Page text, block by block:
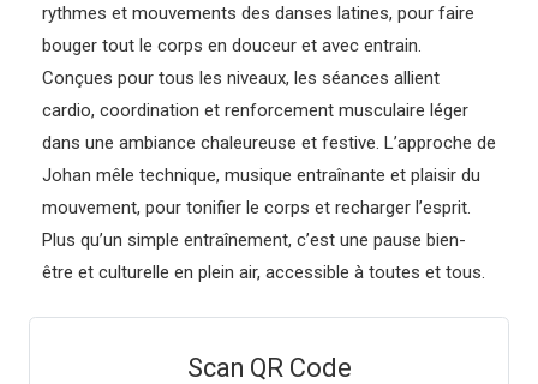
rythmes et mouvements des danses latines, pour faire
bouger tout le corps en douceur et avec entrain.
Conçues pour tous les niveaux, les séances allient
cardio, coordination et renforcement musculaire léger
dans une ambiance chaleureuse et festive. L’approche de
Johan mêle technique, musique entraînante et plaisir du
mouvement, pour tonifier le corps et recharger l’esprit.
Plus qu’un simple entraînement, c’est une pause bien-
être et culturelle en plein air, accessible à toutes et tous.
Scan QR Code